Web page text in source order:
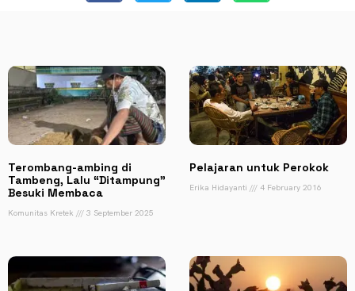
Terombang-ambing di
Tambeng, Lalu “Ditampung”
Besuki Membaca
Komunitas Kretek 3 September 2025
Pelajaran untuk Perokok
Erika Hidayanti 4 February 2016